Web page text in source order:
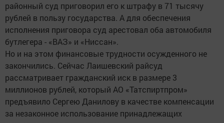
районный суд приговорил его к штрафу в 71 тысячу
рублей в пользу государства. А для обеспечения
исполнения приговора суд арестовал оба автомобиля
бутлегера - «ВАЗ» и «Ниссан».
Но и на этом финансовые трудности осужденного не
закончились. Сейчас Лаишевский райсуд
рассматривает гражданский иск в размере 3
миллионов рублей, который АО «Татспиртпром»
предъявило Сергею Данилову в качестве компенсации
за незаконное использование принадлежащих